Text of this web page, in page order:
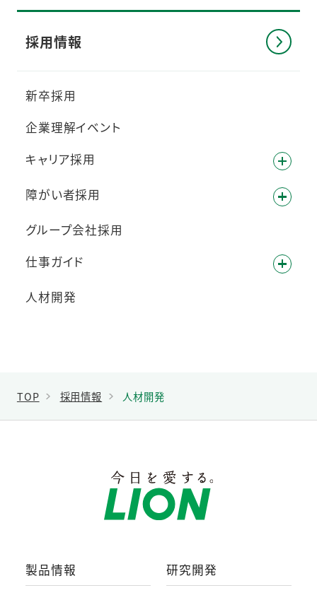
採用情報
新卒採用
企業理解イベント
キャリア採用
障がい者採用
グループ会社採用
仕事ガイド
人材開発
TOP 採用情報 人材開発
製品情報 研究開発